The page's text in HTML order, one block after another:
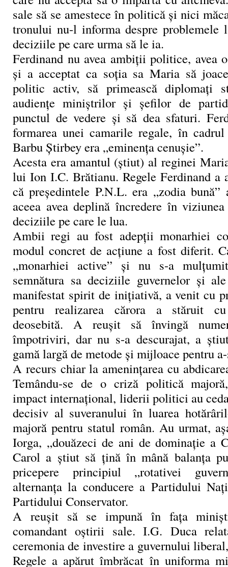
sale să se amestece în politică şi nici
tronului nu-l informa despre
deciziile pe care urma să le ia.
Ferdinand nu avea ambiţii politice, avea
şi a acceptat ca soţia sa Maria să
politic activ, să primească diplomaţi
audienţe miniştrilor şi şefilor de
punctul de vedere şi să dea sfaturi.
formarea unei camarile regale, în
Barbu Ştirbey era „eminenţa cenuşie”.
Acesta era amantul (ştiut) al reginei
lui Ion I.C. Brătianu. Regele Ferdinand a
că preşedintele P.N.L. era „zodia
aceea avea deplină încredere în
deciziile pe care le lua.
Ambii regi au fost adepţii monarhiei
modul concret de acţiune a fost diferit.
„monarhiei active” şi nu s-a
semnătura sa deciziile guvernelor şi
manifestat spirit de iniţiativă, a venit cu
pentru realizarea cărora a stăruit
deosebită. A reuşit să învingă
împotriviri, dar nu s-a descurajat, a
gamă largă de metode şi mijloace pentru
A recurs chiar la ameninţarea cu
Temându-se de o criză politică
impact internaţional, liderii politici au
decisiv al suveranului în luarea
majoră pentru statul român. Au urmat,
Iorga, „douăzeci de ani de dominaţie a
Carol a ştiut să ţină în mână balanţa
pricepere principiul „rotativei
alternanţa la conducere a Partidului
Partidului Conservator.
A reuşit să se impună în faţa
comandant oştirii sale. I.G. Duca
ceremonia de investire a guvernului
Regele a apărut îmbrăcat în uniforma